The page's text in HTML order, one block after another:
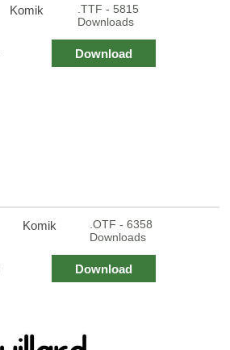
Komik
.TTF - 5815
Downloads
Download
Komik
.OTF - 6358
Downloads
Download